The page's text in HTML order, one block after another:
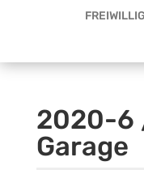
2020-6
Garage